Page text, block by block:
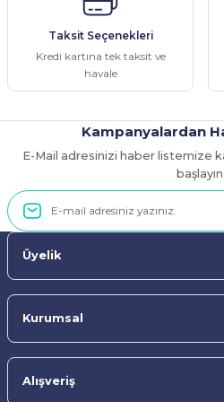
Ürün fiyatı diğer sitelerden daha pahalı.
Bu ürüne benzer farklı alternatifler
Gönder
Taksit Seçenekleri
Kredi kartına tek taksit ve
havale
Kampanyalardan
E-Mail adresinizi haber listemize
başlayın.
Üyelik
Kurumsal
Alışveriş